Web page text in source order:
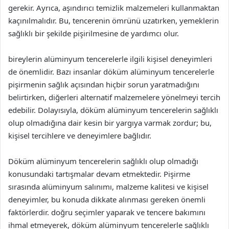
gerekir. Ayrıca, aşındırıcı temizlik malzemeleri kullanmaktan
kaçınılmalıdır. Bu, tencerenin ömrünü uzatırken, yemeklerin
sağlıklı bir şekilde pişirilmesine de yardımcı olur.
bireylerin alüminyum tencerelerle ilgili kişisel deneyimleri
de önemlidir. Bazı insanlar döküm alüminyum tencerelerle
pişirmenin sağlık açısından hiçbir sorun yaratmadığını
belirtirken, diğerleri alternatif malzemelere yönelmeyi tercih
edebilir. Dolayısıyla, döküm alüminyum tencerelerin sağlıklı
olup olmadığına dair kesin bir yargıya varmak zordur; bu,
kişisel tercihlere ve deneyimlere bağlıdır.
Döküm alüminyum tencerelerin sağlıklı olup olmadığı
konusundaki tartışmalar devam etmektedir. Pişirme
sırasında alüminyum salınımı, malzeme kalitesi ve kişisel
deneyimler, bu konuda dikkate alınması gereken önemli
faktörlerdir. doğru seçimler yaparak ve tencere bakımını
ihmal etmeyerek, döküm alüminyum tencerelerle sağlıklı